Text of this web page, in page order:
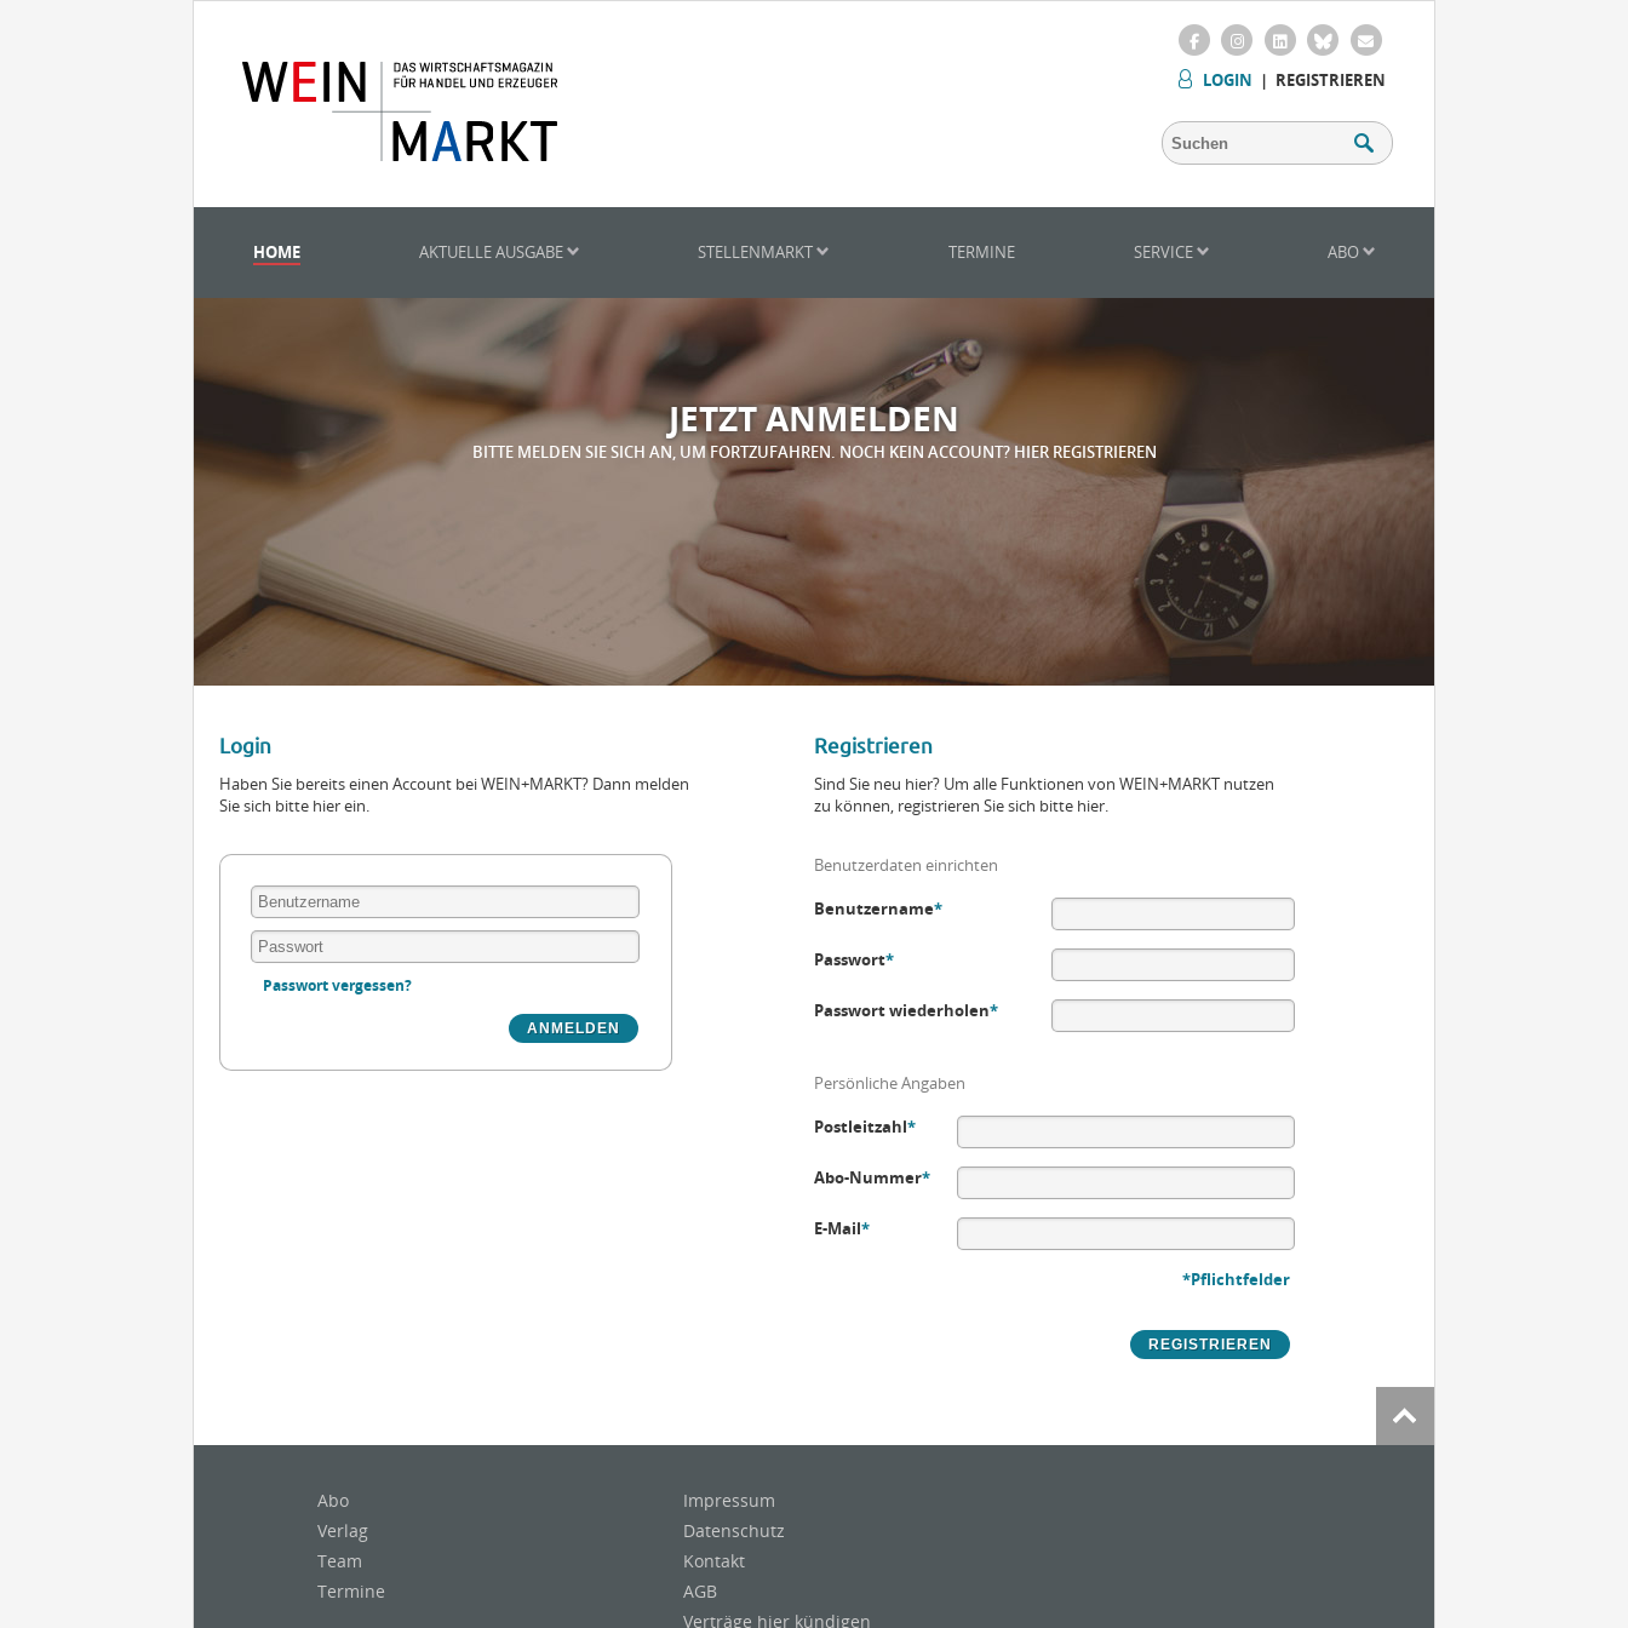
LOGIN | REGISTRIEREN
HOME AKTUELLE AUSGABE STELLENMARKT TERMINE SERVICE ABO
JETZT ANMELDEN
BITTE MELDEN SIE SICH AN, UM FORTZUFAHREN. NOCH KEIN ACCOUNT? HIER REGISTRIEREN
Login
Haben Sie bereits einen Account bei WEIN+MARKT? Dann melden
Sie sich bitte hier ein.
Passwort vergessen?
Registrieren
Sind Sie neu hier? Um alle Funktionen von WEIN+MARKT nutzen
zu können, registrieren Sie sich bitte hier.
Benutzerdaten einrichten
Benutzername*
Passwort*
Passwort wiederholen*
Persönliche Angaben
Postleitzahl*
Abo-Nummer*
E-Mail*
*Pflichtfelder
Abo
Verlag
Team
Termine
Impressum
Datenschutz
Kontakt
AGB
Verträge hier kündigen